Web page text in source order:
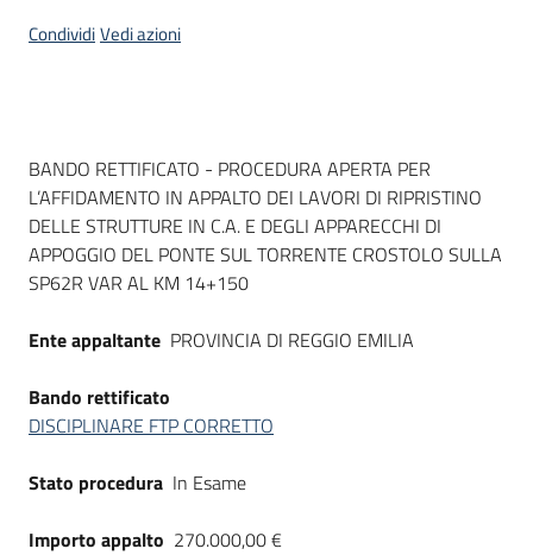
CondividiVedi azioni
Dati del bando
BANDO RETTIFICATO - PROCEDURA APERTA PER
L’AFFIDAMENTO IN APPALTO DEI LAVORI DI RIPRISTINO
DELLE STRUTTURE IN C.A. E DEGLI APPARECCHI DI
APPOGGIO DEL PONTE SUL TORRENTE CROSTOLO SULLA
SP62R VAR AL KM 14+150
Ente appaltante PROVINCIA DI REGGIO EMILIA
Bando rettificato
DISCIPLINARE FTP CORRETTO
Stato procedura In Esame
Importo appalto 270.000,00 €